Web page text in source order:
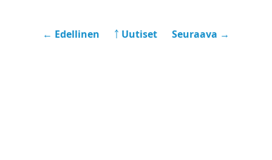
← Edellinen ￪ Uutiset Seuraava →